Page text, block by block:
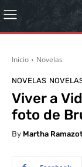
Início Novelas
NOVELAS
Viver a
foto de
By Martha